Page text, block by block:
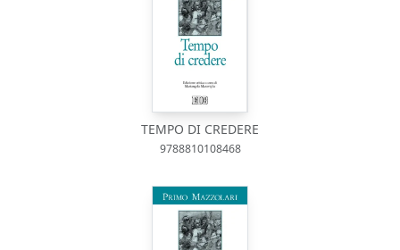
TEMPO DI CREDERE
9788810108468